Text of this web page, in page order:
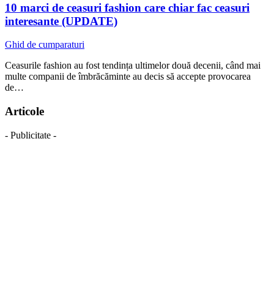
10 marci de ceasuri fashion care chiar fac ceasuri
interesante (UPDATE)
Ghid de cumparaturi
Ceasurile fashion au fost tendința ultimelor două decenii, când mai
multe companii de îmbrăcăminte au decis să accepte provocarea
de…
Articole
- Publicitate -